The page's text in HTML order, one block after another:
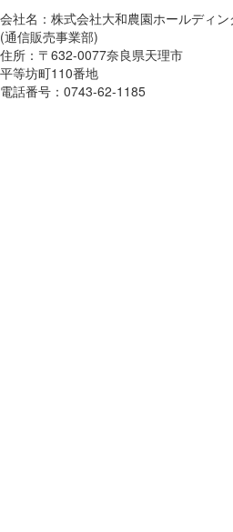
会社名：株式会社大和農園ホールディン
(通信販売事業部)
住所：〒632-0077奈良県天理市
平等坊町110番地
電話番号：0743-62-1185